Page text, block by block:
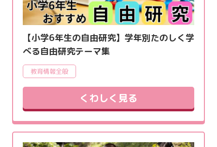
【小学6年生の自由研究】学年別たのしく学
べる自由研究テーマ集
教育情報全般
くわしく見る